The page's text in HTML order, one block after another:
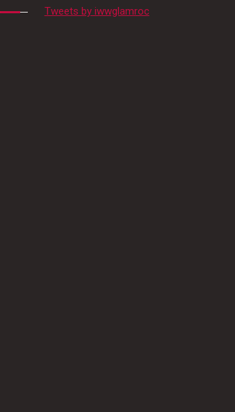
Tweets by iwwglamroc